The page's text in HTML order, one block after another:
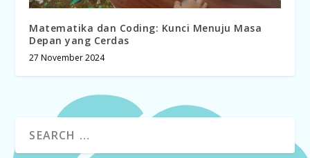
Matematika dan Coding: Kunci Menuju Masa
Depan yang Cerdas
27 November 2024